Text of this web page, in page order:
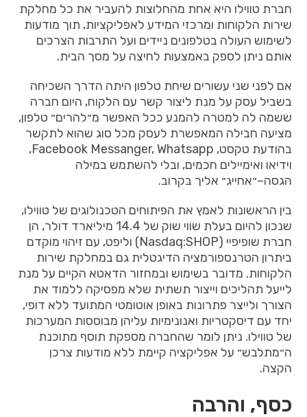
חברת טווילו היא אחת מהחלוצות להעביר את כל מחלקת
שירות הלקוחות ומרכזי המידע לאפליקציות, תוך מודעות
לשימוש העולה בטלפונים ניידים ועל התרבות הצרכים
אותם ניתן לספק באמצעות לחיצה על מסך הבית.
אם לפני שני עשורים שיחת טלפון היתה הדרך השכיחה
בשביל עסק על מנת ליצור קשר עם הלקוח, היום חברה
ששמה לה למטרה להמנע ככל האפשר מ״להרים״ טלפון,
מציעה חבילה המאפשרת לעסק מכל סוג שהוא לתקשר
בהודעת טקסט, Facebook Messanger, Whatsapp,
וידיאו ואימיילים חכמים, ובלי להשתמש במילה
הגסה–״אחייג״ אליך בקרוב.
בין הראשונות לאמץ את הפיתוחים הטכנולוגים של טווילו,
שנכון להיום בעלת שווי שוק של מיליארד דולר, הן
חברת שופיפיי (Nasdaq:SHOP) וליפט, עם זיהוי מוקדם
ביתרון הטרנספורמציה הדיגטלית גם במחלקת שירות
הלקוחות. מדובר בשימוש ובמחזור הדאטא הקיים על מנת
לייעל תהליכים וייצור תשתית שלא מפסיקה ללמוד את
הצורך ולייצר פתרונות באופן אוטומטי המתועד ללא דופי,
יחד עם דיסקטריות ואנונימיות עליהן מבוססות המערכות
של טווילו. ניתן לומר שהחברה מספקת תוסף מתוכנת
ה״מתלבש״ על אפליקציה קיימת ללא מודעות צרכן
הקצה.
כסף, והרבה